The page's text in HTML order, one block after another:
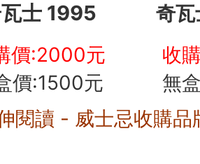
士 1995
奇
價:2000元
價:1500元
收
無
閱讀 - 威士忌收購品